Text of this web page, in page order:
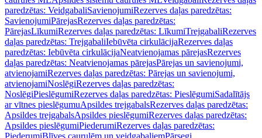
paredzētas: VeidgabaliSavienojumiRezerves daļas paredzētas:
SavienojumiPārejasRezerves daļas paredzētas:
PārejasLīkumiRezerves daļas paredzētas: LīkumiTrejgabaliRezerves
daļas paredzētas: TrejgabaliIebūvēta cirkulācijaRezerves daļas
paredzētas: Iebūvēta cirkulācijaNeatvienojamas pārejasRezerves
daļas paredzētas: Neatvienojamas pārejasPārejas un savienojumi,
atvienojamiRezerves daļas paredzētas: Pārejas un savienojumi,
atvienojamiNoslēgiRezerves daļas paredzētas:
NoslēgiPieslēgumiRezerves daļas paredzētas: PieslēgumiSadalītājs
ar vītnes pieslēgumuApsildes trejgabalsRezerves daļas paredzētas:
Apsildes trejgabalsApsildes pieslēgumiRezerves daļas paredzētas:
Apsildes pieslēgumiPiederumiRezerves daļas paredzētas:
PiederumiBlīves caurulēm un veidgabaliemPārsegi